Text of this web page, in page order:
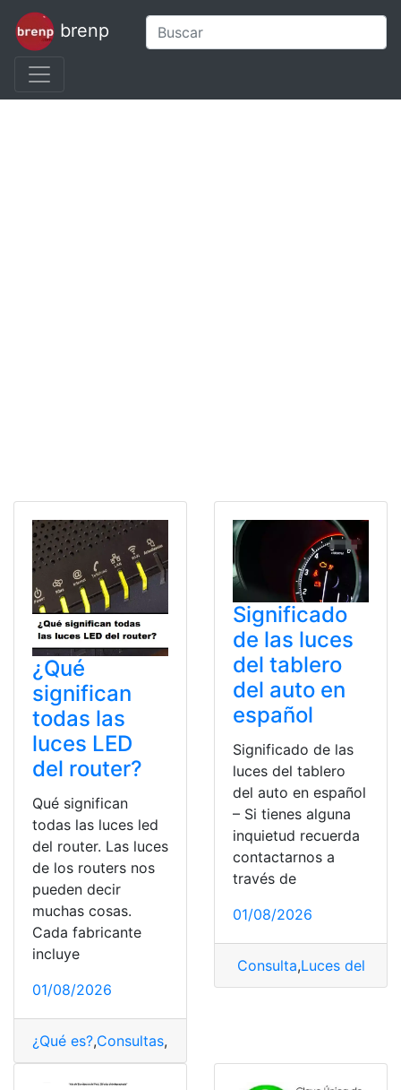
brenp
¿Qué
significan
todas las
luces LED
del router?
Qué significan
todas las luces led
del router. Las luces
de los routers nos
pueden decir
muchas cosas.
Cada fabricante
incluye
01/08/2026
¿Qué es?,Consultas,
Significado
de las luces
del tablero
del auto en
español
Significado de las
luces del tablero
del auto en español
– Si tienes alguna
inquietud recuerda
contactarnos a
través de
01/08/2026
Consulta,Luces del